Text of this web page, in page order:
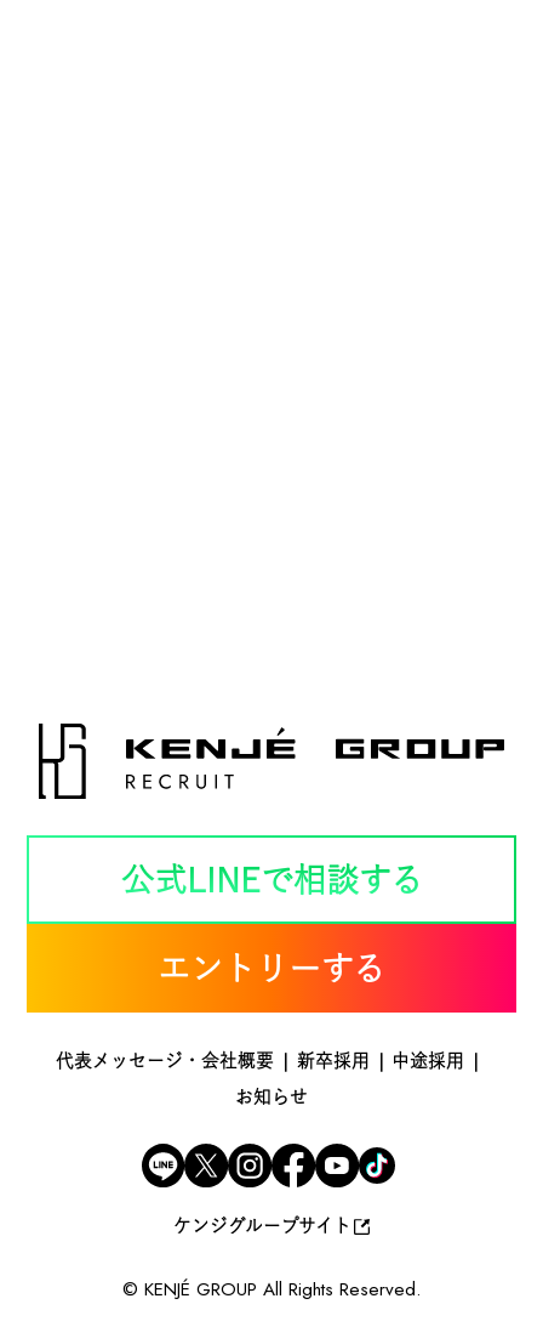
公式LINEで相談する
エントリーする
代表メッセージ・会社概要 新卒採用
中途採用
お知らせ
ケンジグループサイト
© KENJÉ GROUP All Rights Reserved.